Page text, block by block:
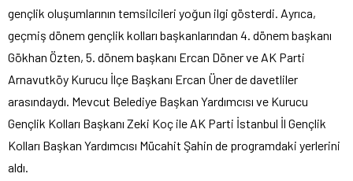
gençlik oluşumlarının temsilcileri yoğun ilgi gösterdi. Ayrıca,
geçmiş dönem gençlik kolları başkanlarından 4. dönem başkanı
Gökhan Özten, 5. dönem başkanı Ercan Döner ve AK Parti
Arnavutköy Kurucu İlçe Başkanı Ercan Üner de davetliler
arasındaydı. Mevcut Belediye Başkan Yardımcısı ve Kurucu
Gençlik Kolları Başkanı Zeki Koç ile AK Parti İstanbul İl Gençlik
Kolları Başkan Yardımcısı Mücahit Şahin de programdaki yerlerini
aldı.